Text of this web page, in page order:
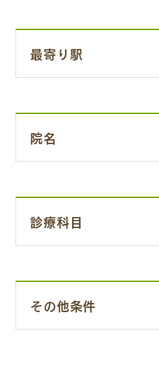
最寄り駅
院名
診療科目
その他条件